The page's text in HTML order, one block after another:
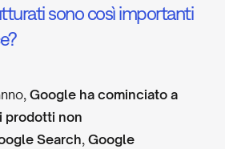
sono così importanti
Google ha cominciato a
prodotti non
Search, Google